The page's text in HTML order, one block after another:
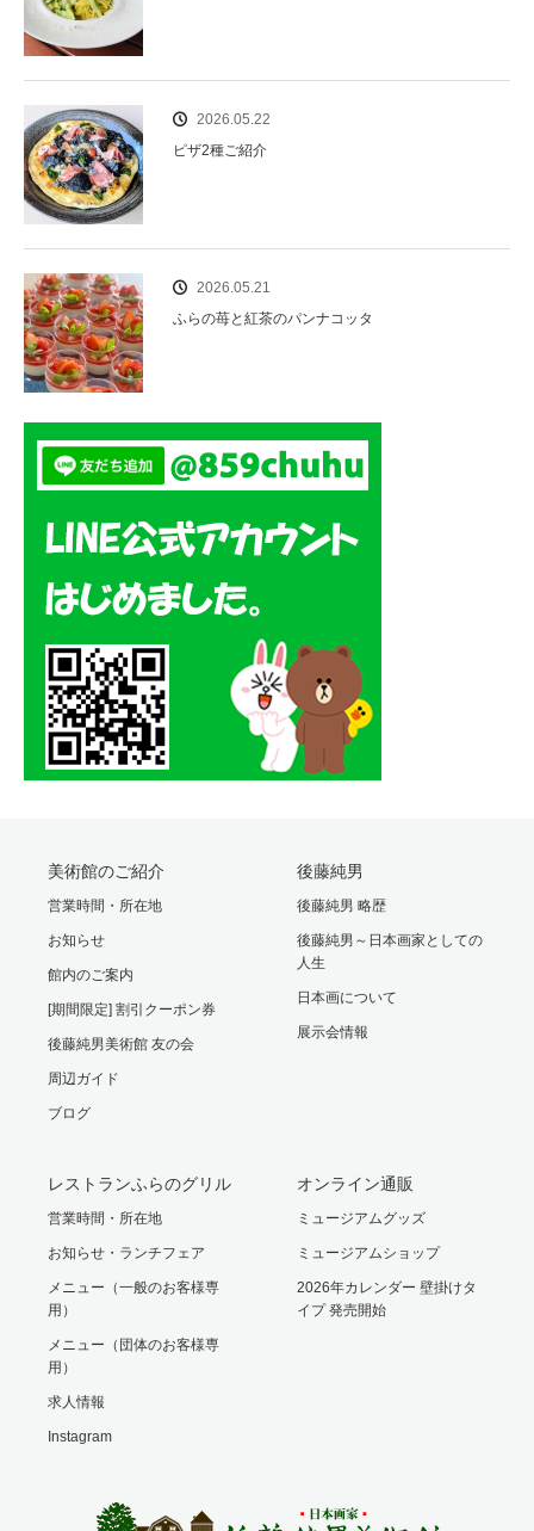
2026.05.22
ピザ2種ご紹介
2026.05.21
ふらの苺と紅茶のパンナコッタ
美術館のご紹介
営業時間・所在地
お知らせ
館内のご案内
[期間限定] 割引クーポン券
後藤純男美術館 友の会
周辺ガイド
ブログ
後藤純男
後藤純男 略歴
後藤純男～日本画家としての
人生
日本画について
展示会情報
レストランふらのグリル
営業時間・所在地
お知らせ・ランチフェア
メニュー（一般のお客様専
用）
メニュー（団体のお客様専
用）
求人情報
Instagram
オンライン通販
ミュージアムグッズ
ミュージアムショップ
2026年カレンダー 壁掛けタ
イプ 発売開始